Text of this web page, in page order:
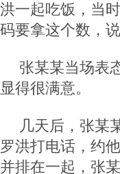
洪一起吃饭，当
码要拿这个数，
张某某当场表
显得很满意。
几天后，张某
罗洪打电话，约
并排在一起，张